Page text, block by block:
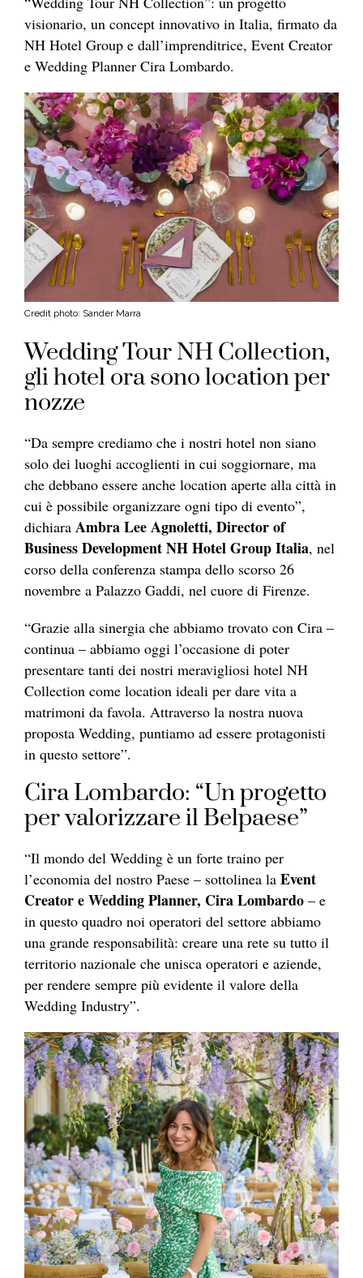
visionario, un concept innovativo in Italia, firmato da
NH Hotel Group e dall’imprenditrice, Event Creator
e Wedding Planner Cira Lombardo.
Credit photo: Sander Marra
Wedding Tour NH Collection,
gli hotel ora sono location per
nozze
“Da sempre crediamo che i nostri hotel non siano
solo dei luoghi accoglienti in cui soggiornare, ma
che debbano essere anche location aperte alla città in
cui è possibile organizzare ogni tipo di evento”,
dichiara Ambra Lee Agnoletti, Director of
Business Development NH Hotel Group Italia, nel
corso della conferenza stampa dello scorso 26
novembre a Palazzo Gaddi, nel cuore di Firenze.
“Grazie alla sinergia che abbiamo trovato con Cira –
continua – abbiamo oggi l’occasione di poter
presentare tanti dei nostri meravigliosi hotel NH
Collection come location ideali per dare vita a
matrimoni da favola. Attraverso la nostra nuova
proposta Wedding, puntiamo ad essere protagonisti
in questo settore”.
Cira Lombardo: “Un progetto
per valorizzare il Belpaese”
“Il mondo del Wedding è un forte traino per
l’economia del nostro Paese – sottolinea la Event
Creator e Wedding Planner, Cira Lombardo – e
in questo quadro noi operatori del settore abbiamo
una grande responsabilità: creare una rete su tutto il
territorio nazionale che unisca operatori e aziende,
per rendere sempre più evidente il valore della
Wedding Industry”.